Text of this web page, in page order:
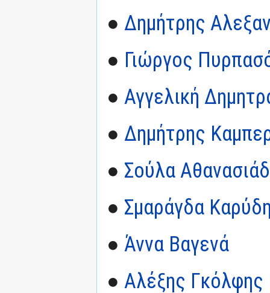
● Δημήτρης
● Γιώργος
● Αγγελική
● Δημήτρης
● Σούλα
● Σμαράγδα
● Άννα Βαγενά
● Αλέξης Γκόλφης